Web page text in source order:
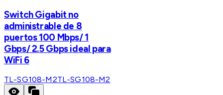
Switch Gigabit no
administrable de 8
puertos 100 Mbps/ 1
Gbps/ 2.5 Gbps ideal para
WiFi 6
TL-SG108-M2TL-SG108-M2